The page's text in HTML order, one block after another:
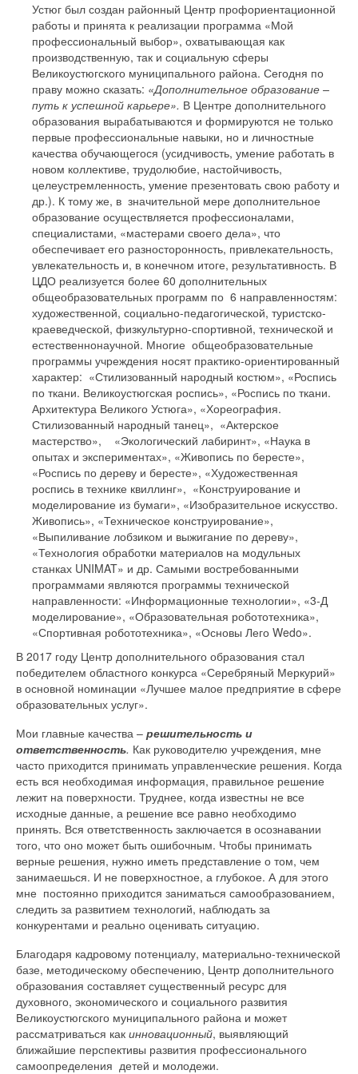
Устюг был создан районный Центр профориентационной
работы и принята к реализации программа «Мой
профессиональный выбор», охватывающая как
производственную, так и социальную сферы
Великоустюгского муниципального района. Сегодня по
праву можно сказать: «Дополнительное образование –
путь к успешной карьере». В Центре дополнительного
образования вырабатываются и формируются не только
первые профессиональные навыки, но и личностные
качества обучающегося (усидчивость, умение работать в
новом коллективе, трудолюбие, настойчивость,
целеустремленность, умение презентовать свою работу и
др.). К тому же, в значительной мере дополнительное
образование осуществляется профессионалами,
специалистами, «мастерами своего дела», что
обеспечивает его разносторонность, привлекательность,
увлекательность и, в конечном итоге, результативность. В
ЦДО реализуется более 60 дополнительных
общеобразовательных программ по 6 направленностям:
художественной, социально-педагогической, туристско-
краеведческой, физкультурно-спортивной, технической и
естественнонаучной. Многие общеобразовательные
программы учреждения носят практико-ориентированный
характер: «Стилизованный народный костюм», «Роспись
по ткани. Великоустюгская роспись», «Роспись по ткани.
Архитектура Великого Устюга», «Хореография.
Стилизованный народный танец», «Актерское
мастерство», «Экологический лабиринт», «Наука в
опытах и экспериментах», «Живопись по бересте»,
«Роспись по дереву и бересте», «Художественная
роспись в технике квиллинг», «Конструирование и
моделирование из бумаги», «Изобразительное искусство.
Живопись», «Техническое конструирование»,
«Выпиливание лобзиком и выжигание по дереву»,
«Технология обработки материалов на модульных
станках UNIMAT» и др. Самыми востребованными
программами являются программы технической
направленности: «Информационные технологии», «3-Д
моделирование», «Образовательная робототехника»,
«Спортивная робототехника», «Основы Лего Wedo».
В 2017 году Центр дополнительного образования стал
победителем областного конкурса «Серебряный Меркурий»
в основной номинации «Лучшее малое предприятие в сфере
образовательных услуг».
Мои главные качества – решительность и
ответственность. Как руководителю учреждения, мне
часто приходится принимать управленческие решения. Когда
есть вся необходимая информация, правильное решение
лежит на поверхности. Труднее, когда известны не все
исходные данные, а решение все равно необходимо
принять. Вся ответственность заключается в осознавании
того, что оно может быть ошибочным. Чтобы принимать
верные решения, нужно иметь представление о том, чем
занимаешься. И не поверхностное, а глубокое. А для этого
мне постоянно приходится заниматься самообразованием,
следить за развитием технологий, наблюдать за
конкурентами и реально оценивать ситуацию.
Благодаря кадровому потенциалу, материально-технической
базе, методическому обеспечению, Центр дополнительного
образования составляет существенный ресурс для
духовного, экономического и социального развития
Великоустюгского муниципального района и может
рассматриваться как инновационный, выявляющий
ближайшие перспективы развития профессионального
самоопределения детей и молодежи.